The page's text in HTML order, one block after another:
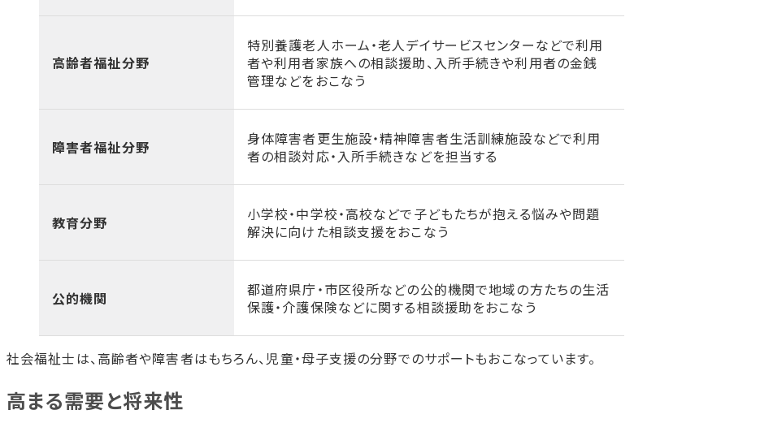
高齢者福祉分野
特別養護老人ホーム・老人デイサービスセンターなどで利用
者や利用者家族への相談援助、入所手続きや利用者の金銭
管理などをおこなう
障害者福祉分野
身体障害者更生施設・精神障害者生活訓練施設などで利用
者の相談対応・入所手続きなどを担当する
教育分野
小学校・中学校・高校などで子どもたちが抱える悩みや問題
解決に向けた相談支援をおこなう
公的機関
都道府県庁・市区役所などの公的機関で地域の方たちの生活
保護・介護保険などに関する相談援助をおこなう
社会福祉士は、高齢者や障害者はもちろん、児童・母子支援の分野でのサポートもおこなっています。
高まる需要と将来性